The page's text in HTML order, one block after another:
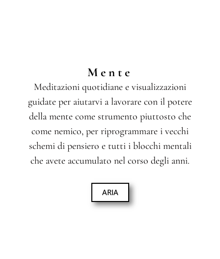
Mente
Meditazioni quotidiane e visualizzazioni
guidate per aiutarvi a lavorare con il potere
della mente come strumento piuttosto che
come nemico, per riprogrammare i vecchi
schemi di pensiero e tutti i blocchi mentali
che avete accumulato nel corso degli anni.
ARIA